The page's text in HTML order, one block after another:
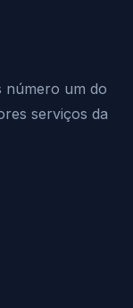
número um do
serviços da